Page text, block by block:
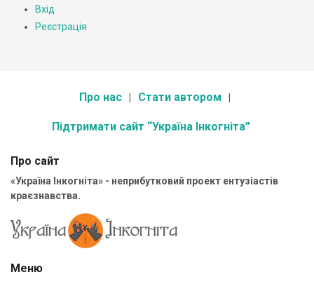
Вхід
Реєстрація
Про нас Стати автором
Підтримати сайт “Україна Інкогніта”
Про сайт
«Україна Інкогніта» - неприбутковий проект ентузіастів
краєзнавства.
Меню